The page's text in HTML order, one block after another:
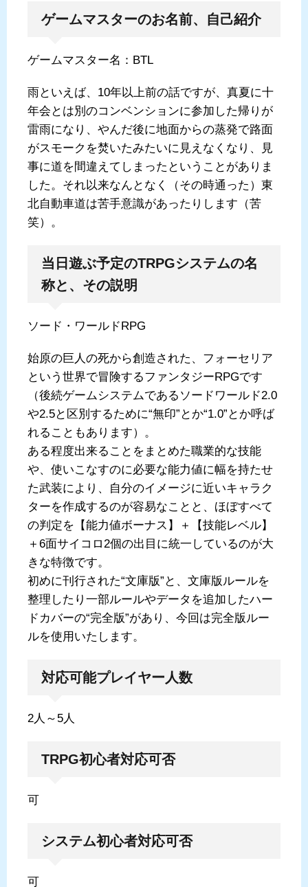
ゲームマスターのお名前、自己紹介
ゲームマスター名：BTL
雨といえば、10年以上前の話ですが、真夏に十
年会とは別のコンベンションに参加した帰りが
雷雨になり、やんだ後に地面からの蒸発で路面
がスモークを焚いたみたいに見えなくなり、見
事に道を間違えてしまったということがありま
した。それ以来なんとなく（その時通った）東
北自動車道は苦手意識があったりします（苦
笑）。
当日遊ぶ予定のTRPGシステムの名
称と、その説明
ソード・ワールドRPG
始原の巨人の死から創造された、フォーセリア
という世界で冒険するファンタジーRPGです
（後続ゲームシステムであるソードワールド2.0
や2.5と区別するために“無印”とか“1.0”とか呼ば
れることもあります）。
ある程度出来ることをまとめた職業的な技能
や、使いこなすのに必要な能力値に幅を持たせ
た武装により、自分のイメージに近いキャラク
ターを作成するのが容易なことと、ほぼすべて
の判定を【能力値ボーナス】＋【技能レベル】
＋6面サイコロ2個の出目に統一しているのが大
きな特徴です。
初めに刊行された“文庫版”と、文庫版ルールを
整理したり一部ルールやデータを追加したハー
ドカバーの“完全版”があり、今回は完全版ルー
ルを使用いたします。
対応可能プレイヤー人数
2人～5人
TRPG初心者対応可否
可
システム初心者対応可否
可